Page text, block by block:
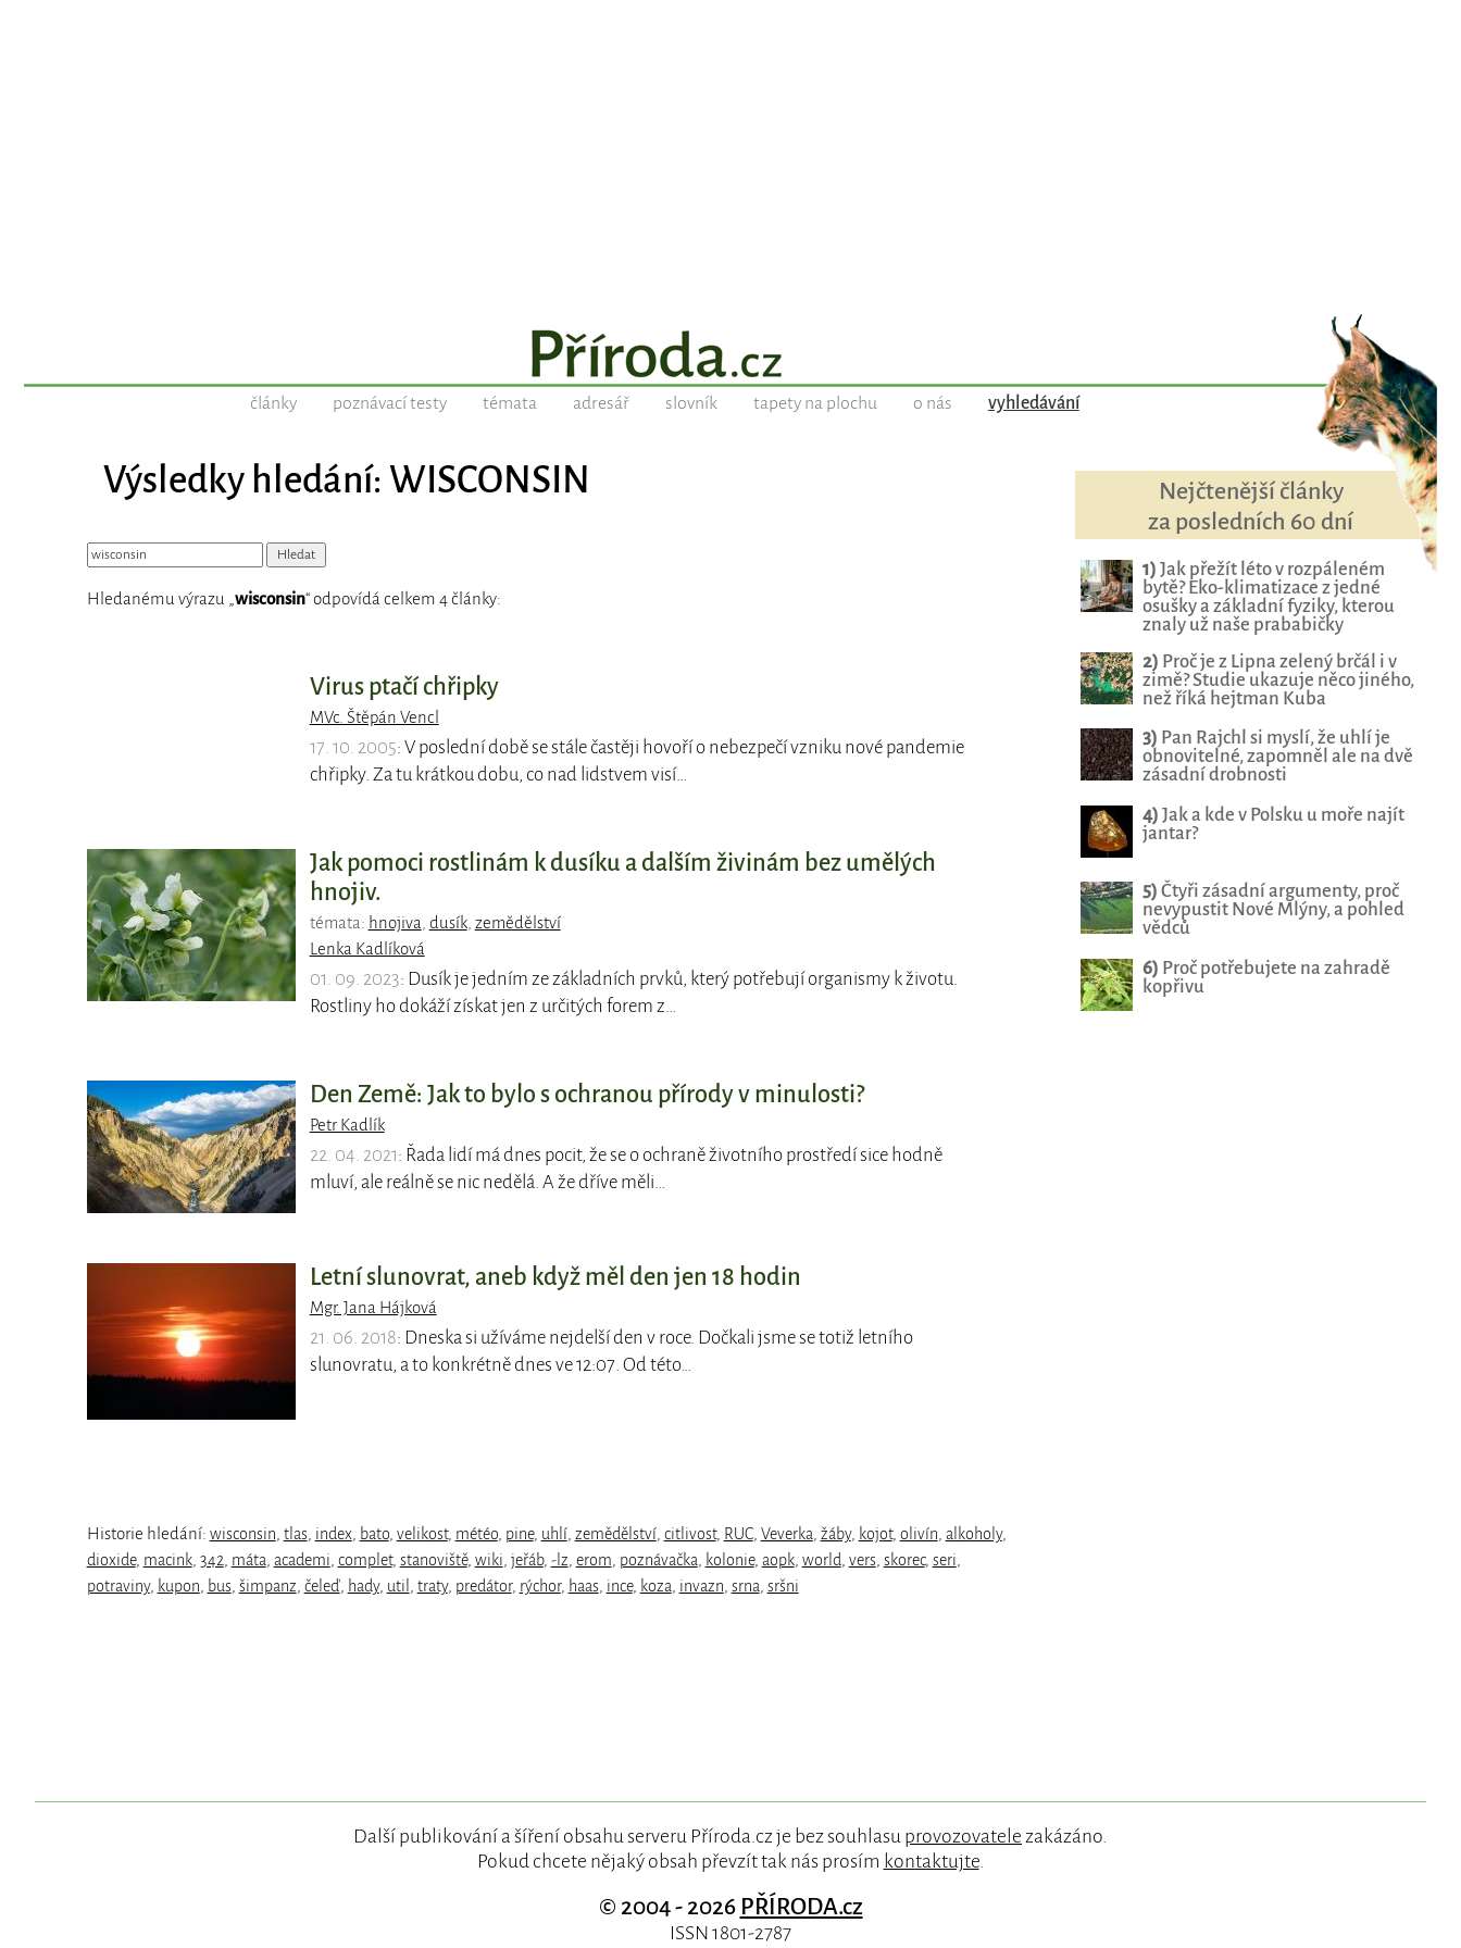
články poznávací testy témata adresář slovník tapety na plochu o nás vyhledávání
Výsledky hledání: WISCONSIN
Hledanému výrazu „ wisconsin“ odpovídá celkem 4 články:
Virus ptačí chřipky
MVc. Štěpán Vencl
17. 10. 2005: V poslední době se stále častěji hovoří o nebezpečí vzniku nové pandemie
chřipky. Za tu krátkou dobu, co nad lidstvem visí…
Jak pomoci rostlinám k dusíku a dalším živinám bez umělých
hnojiv.
témata: hnojiva dusík, zemědělství
Lenka Kadlíková
01. 09. 2023: Dusík je jedním ze základních prvků, který potřebují organismy k životu.
Rostliny ho dokáží získat jen z určitých forem z…
Den Země: Jak to bylo s ochranou přírody v minulosti?
Petr Kadlík
22. 04. 2021: Řada lidí má dnes pocit, že se o ochraně životního prostředí sice hodně
mluví, ale reálně se nic nedělá. A že dříve měli…
Letní slunovrat, aneb když měl den jen 18 hodin
Mgr. Jana Hájková
21. 06. 2018: Dneska si užíváme nejdelší den v roce. Dočkali jsme se totiž letního
slunovratu, a to konkrétně dnes ve 12:07. Od této…
Historie hledání: wisconsin tlas index bato, velikost, météo, pine, uhlí, zemědělství, citlivost, RUC, Veverka žáby, kojot, olivín alkoholy,
dioxide, macink, 342 máta academi complet, stanoviště, wiki jeřáb, -lz erom poznávačka kolonie, aopk, world vers skorec, seri
potraviny, kupon bus šimpanz čeleď, hady, util traty, predátor, rýchor, haas ince, koza invazn srna sršni
Nejčtenější články
za posledních 60 dní
1) Jak přežít léto v rozpáleném
bytě? Eko-klimatizace z jedné
osušky a základní fyziky, kterou
znaly už naše prababičky
2) Proč je z Lipna zelený brčál i v
zimě? Studie ukazuje něco jiného,
než říká hejtman Kuba
3) Pan Rajchl si myslí, že uhlí je
obnovitelné, zapomněl ale na dvě
zásadní drobnosti
4) Jak a kde v Polsku u moře najít
jantar?
5) Čtyři zásadní argumenty, proč
nevypustit Nové Mlýny, a pohled
vědců
6) Proč potřebujete na zahradě
kopřivu
Další publikování a šíření obsahu serveru Příroda.cz je bez souhlasu provozovatele zakázáno.
Pokud chcete nějaký obsah převzít tak nás prosím kontaktujte.
© 2004 - 2026 PŘÍRODA.cz
ISSN 1801-2787